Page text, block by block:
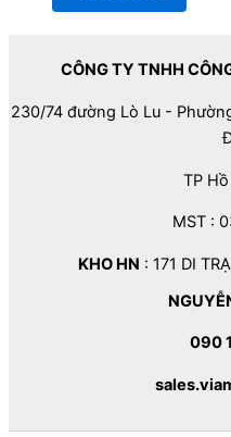
CÔNG TY TNHH
230/74 đường Lò Lu -
TP
MST :
KHO HN : 171 DI
090